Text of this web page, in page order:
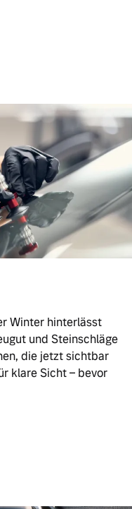
Winter hinterlässt
und Steinschläge
die jetzt sichtbar
klare Sicht – bevor